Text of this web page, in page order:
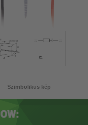
Szimbolikus kép